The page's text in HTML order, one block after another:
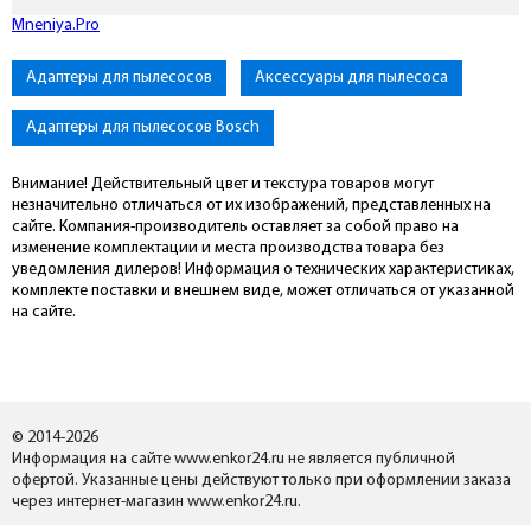
Mneniya.Pro
Адаптеры для пылесосов Аксессуары для пылесоса
Адаптеры для пылесосов Bosch
Внимание! Действительный цвет и текстура товаров могут
незначительно отличаться от их изображений, представленных на
сайте. Компания-производитель оставляет за собой право на
изменение комплектации и места производства товара без
уведомления дилеров! Информация о технических характеристиках,
комплекте поставки и внешнем виде, может отличаться от указанной
на сайте.
© 2014-2026
Информация на сайте www.enkor24.ru не является публичной
офертой. Указанные цены действуют только при оформлении заказа
через интернет-магазин www.enkor24.ru.